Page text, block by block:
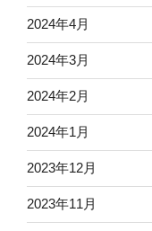
2024年4月
2024年3月
2024年2月
2024年1月
2023年12月
2023年11月